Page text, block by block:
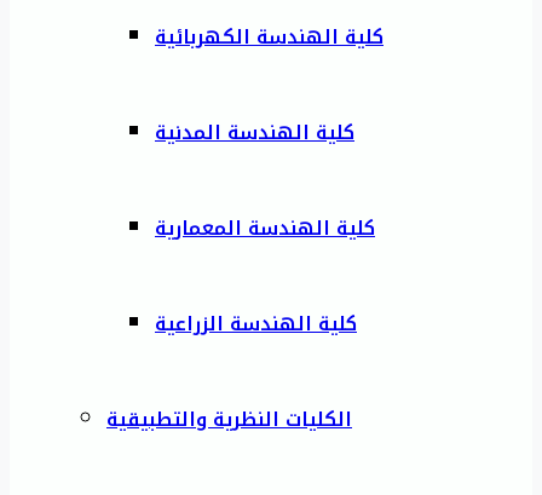
كلية الهندسة الكهربائية
كلية الهندسة المدنية
كلية الهندسة المعمارية
كلية الهندسة الزراعية
الكليات النظرية والتطبيقية